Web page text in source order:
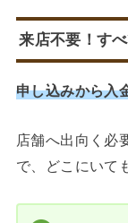
来店不要！す
申し込みから入
店舗へ出向く必
で、どこにいて